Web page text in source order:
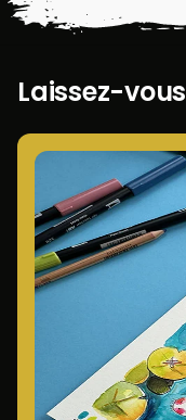
Laissez-vous